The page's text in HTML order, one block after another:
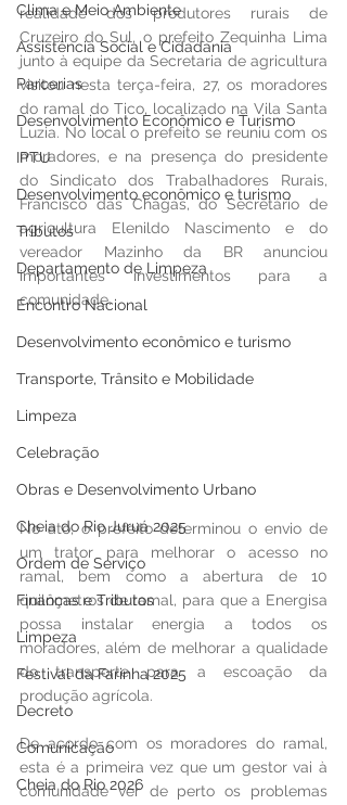
Clima e Meio Ambiente
Assistência Social e Cidadania
Parcerias
Desenvolvimento Econômico e Turismo
IPTU
Desenvolvimento econômico e turismo
Tributos
Departamento de Limpeza
Encontro Nacional
Desenvolvimento econômico e turismo
Transporte, Trânsito e Mobilidade
Limpeza
Celebração
Obras e Desenvolvimento Urbano
Cheia do Rio Juruá 2025
Ordem de Serviço
Finanças e Tributos
Limpeza
Festival da Farinha 2025
Decreto
Comunicação
Cheia do Rio 2026
realidade dos produtores rurais de
Cruzeiro do Sul, o prefeito Zequinha Lima
junto à equipe da Secretaria de agricultura
visitou nesta terça-feira, 27, os moradores
do ramal do Tico, localizado na Vila Santa
Luzia. No local o prefeito se reuniu com os
moradores, e na presença do presidente
do Sindicato dos Trabalhadores Rurais,
Francisco das Chagas, do Secretário de
agricultura Elenildo Nascimento e do
vereador Mazinho da BR anunciou
importantes investimentos para a
comunidade.
No ato, o prefeito determinou o envio de
um trator para melhorar o acesso no
ramal, bem como a abertura de 10
quilômetros de ramal, para que a Energisa
possa instalar energia a todos os
moradores, além de melhorar a qualidade
do transporte para a escoação da
produção agrícola.
De acordo com os moradores do ramal,
esta é a primeira vez que um gestor vai à
comunidade ver de perto os problemas